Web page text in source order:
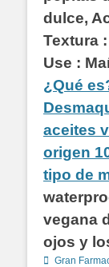
dulce,
Textura
Use :
¿Qué
aceites
origen
tipo de
vegana
ojos y
Categorías
Gran